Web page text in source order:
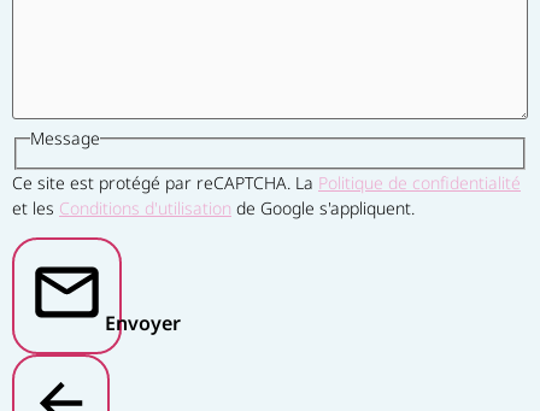
Message
Ce site est protégé par reCAPTCHA. La Politique de confidentialité
et les Conditions d'utilisation de Google s'appliquent.
Envoyer